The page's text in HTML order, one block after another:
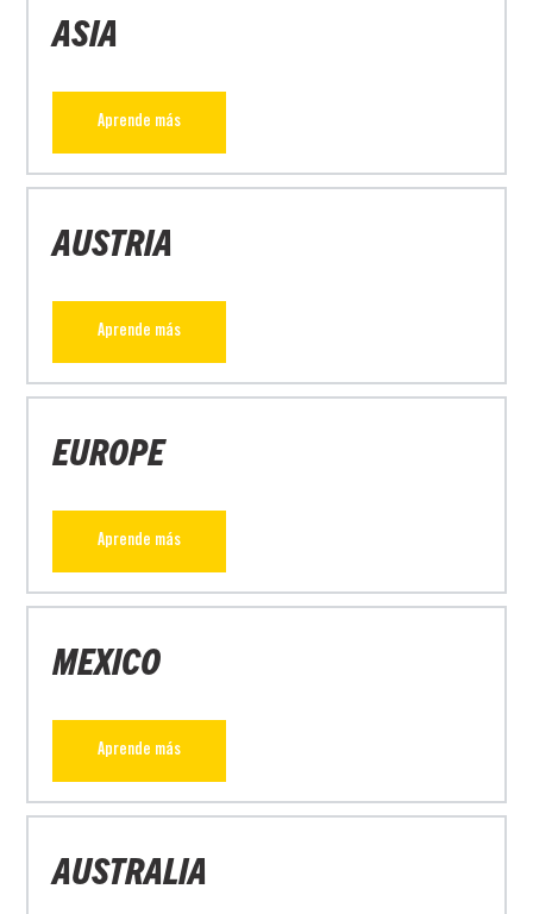
ASIA
Aprende más
AUSTRIA
Aprende más
EUROPE
Aprende más
MEXICO
Aprende más
AUSTRALIA